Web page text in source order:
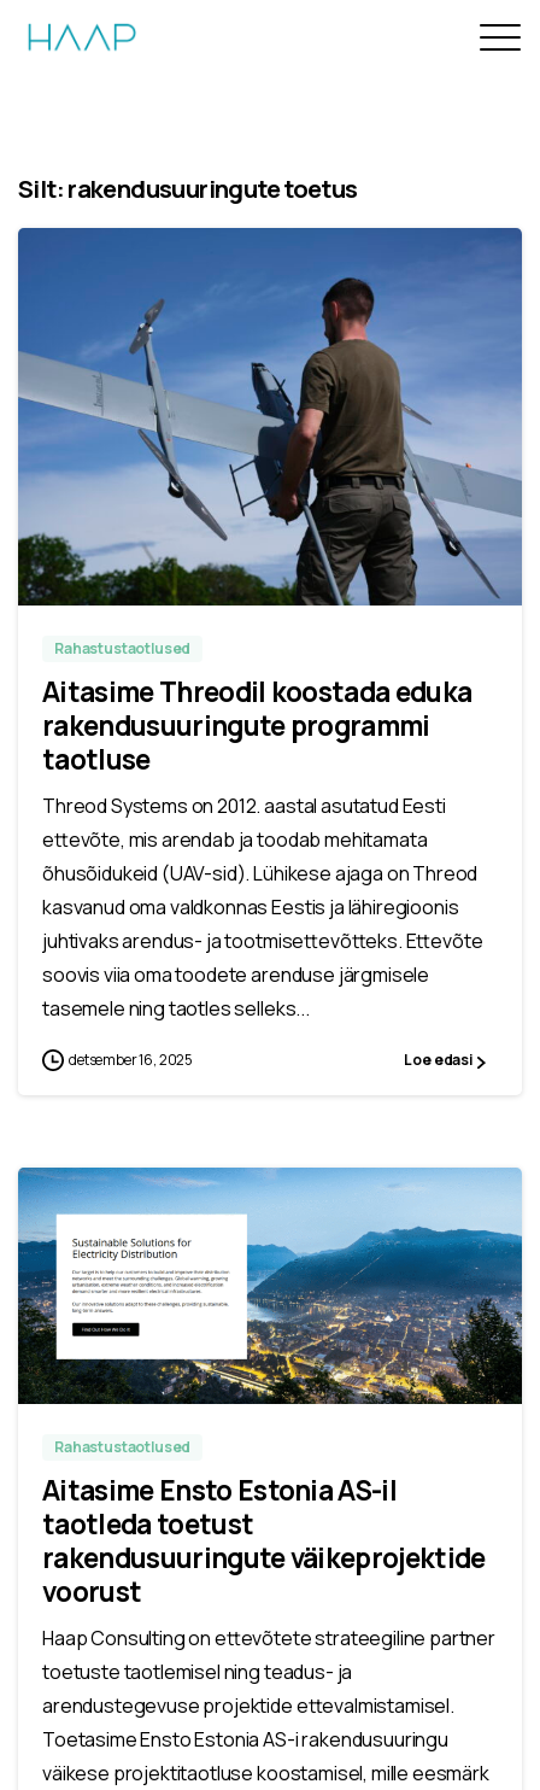
Silt:rakendusuuringute toetus
Rahastustaotlused
Aitasime Threodil koostada eduka
rakendusuuringute programmi
taotluse
Threod Systems on 2012. aastal asutatud Eesti
ettevõte, mis arendab ja toodab mehitamata
õhusõidukeid (UAV-sid). Lühikese ajaga on Threod
kasvanud oma valdkonnas Eestis ja lähiregioonis
juhtivaks arendus- ja tootmisettevõtteks. Ettevõte
soovis viia oma toodete arenduse järgmisele
tasemele ning taotles selleks...
detsember 16, 2025 Loe edasi
Rahastustaotlused
Aitasime Ensto Estonia AS-il
taotleda toetust
rakendusuuringute väikeprojektide
voorust
Haap Consulting on ettevõtete strateegiline partner
toetuste taotlemisel ning teadus- ja
arendustegevuse projektide ettevalmistamisel.
Toetasime Ensto Estonia AS-i rakendusuuringu
väikese projektitaotluse koostamisel, mille eesmärk